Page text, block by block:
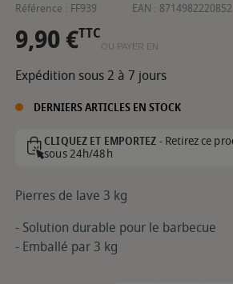
Référence : FF939 EAN : 8714982220852
9,90 €TTC
OU PAYER EN
Expédition sous 2 à 7 jours
DERNIERS ARTICLES EN STOCK
CLIQUEZ ET EMPORTEZ -Retirez ce
sous 24h/48h
Pierres de lave 3 kg
- Solution durable pour le barbecue
- Emballé par 3 kg